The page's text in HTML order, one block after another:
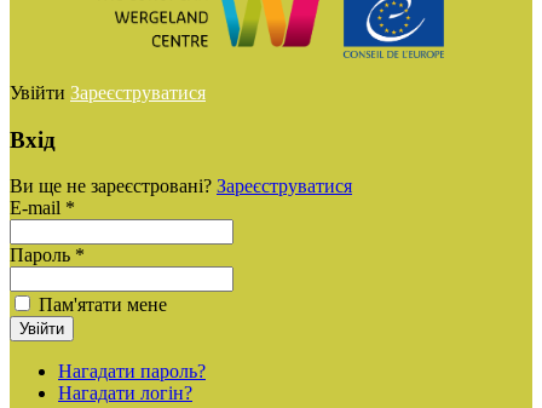
Увійти Зареєструватися
Вхід
Ви ще не зареєстровані? Зареєструватися
E-mail *
Пароль *
Пам'ятати мене
Нагадати пароль?
Нагадати логін?